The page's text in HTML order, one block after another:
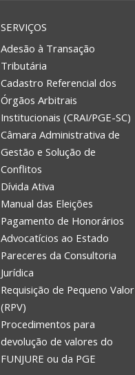
SERVIÇOS
Adesão à Transação
Tributária
Cadastro Referencial dos
Órgãos Arbitrais
Institucionais (CRAI/PGE-SC)
Câmara Administrativa de
Gestão e Solução de
Conflitos
Dívida Ativa
Manual das Eleições
Pagamento de Honorários
Advocatícios ao Estado
Pareceres da Consultoria
Jurídica
Requisição de Pequeno Valor
(RPV)
Procedimentos para
devolução de valores do
FUNJURE ou da PGE